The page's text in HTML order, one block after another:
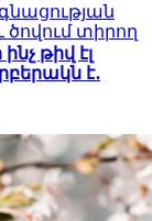
ծովում տիրող
թիվ էլ
է․